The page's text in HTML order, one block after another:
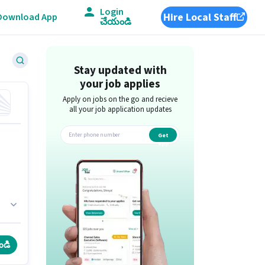
App Login
చేయండి Hire Local Staff
Stay updated with
your job applies
Apply on jobs on the go and recieve
all your job application updates
Get
app